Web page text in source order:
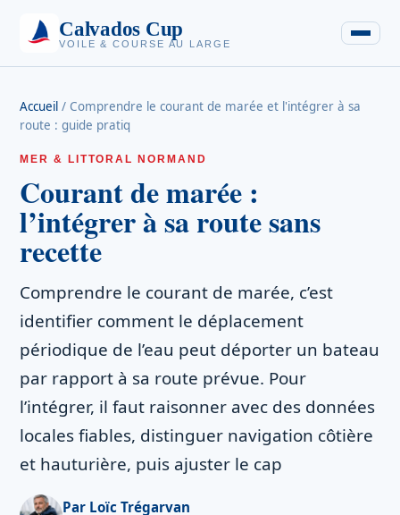
Calvados Cup
VOILE & COURSE AU LARGE
Accueil / Comprendre le courant de marée et l'intégrer à sa
route : guide pratiq
MER & LITTORAL NORMAND
Courant de marée :
l’intégrer à sa route sans
recette
Comprendre le courant de marée, c’est
identifier comment le déplacement
périodique de l’eau peut déporter un bateau
par rapport à sa route prévue. Pour
l’intégrer, il faut raisonner avec des données
locales fiables, distinguer navigation côtière
et hauturière, puis ajuster le cap
Par Loïc Trégarvan